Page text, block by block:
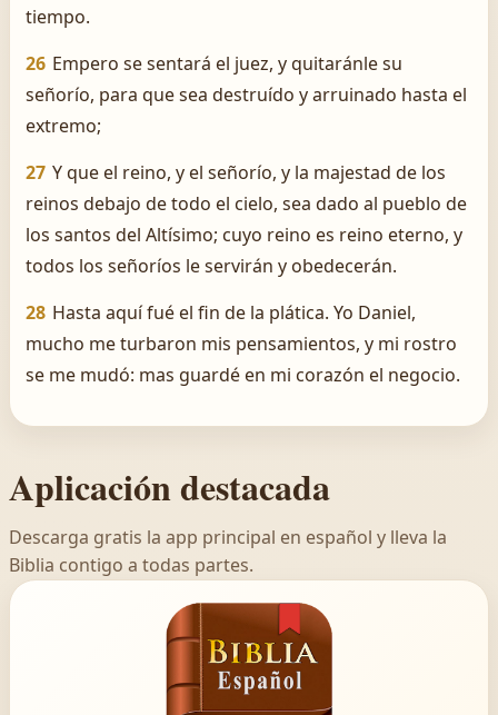
tiempo.
26 Empero se sentará el juez, y quitaránle su
señorío, para que sea destruído y arruinado hasta el
extremo;
27 Y que el reino, y el señorío, y la majestad de los
reinos debajo de todo el cielo, sea dado al pueblo de
los santos del Altísimo; cuyo reino es reino eterno, y
todos los señoríos le servirán y obedecerán.
28 Hasta aquí fué el fin de la plática. Yo Daniel,
mucho me turbaron mis pensamientos, y mi rostro
se me mudó: mas guardé en mi corazón el negocio.
Aplicación destacada
Descarga gratis la app principal en español y lleva la
Biblia contigo a todas partes.